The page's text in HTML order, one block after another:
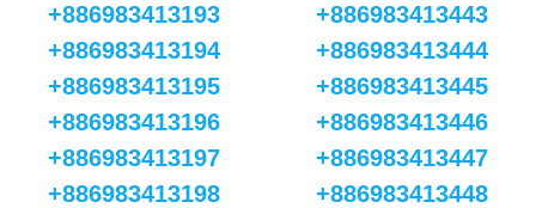
+886983413193
+886983413194
+886983413195
+886983413196
+886983413197
+886983413198
+886983413443
+886983413444
+886983413445
+886983413446
+886983413447
+886983413448